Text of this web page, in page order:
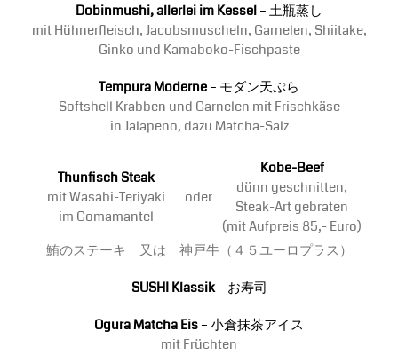
Dobinmushi, allerlei im Kessel– 土瓶蒸し
mit Hühnerfleisch, Jacobsmuscheln, Garnelen, Shiitake,
Ginko und Kamaboko-Fischpaste
Tempura Moderne– モダン天ぷら
Softshell Krabben und Garnelen mit Frischkäse
in Jalapeno, dazu Matcha-Salz
Thunfisch Steak
mit Wasabi-Teriyaki
im Gomamantel
oder
Kobe-Beef
dünn geschnitten,
Steak-Art gebraten
(mit Aufpreis 85,- Euro)
鮪のステーキ 又は 神戸牛（４５ユーロプラス）
SUSHI Klassik– お寿司
Ogura Matcha Eis– 小倉抹茶アイス
mit Früchten